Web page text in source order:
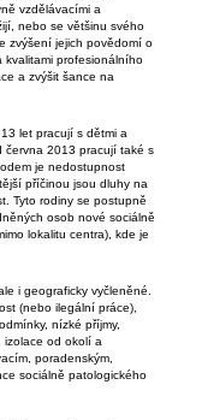
vzdělávacími a
nebo se většinu svého
zvýšení jejich povědomí o
kvalitami profesionálního
a zvýšit šance na
let pracují s dětmi a
června 2013 pracují také s
je nedostupnost
příčinou jsou dluhy na
Tyto rodiny se postupně
osob nové sociálně
lokalitu centra), kde je
i geograficky vyčleněné.
(nebo ilegální práce),
nízké příjmy,
izolace od okolí a
poradenským,
sociálně patologického